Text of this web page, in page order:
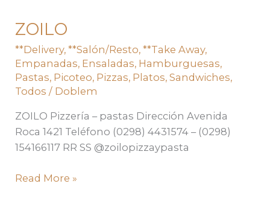
ZOILO
**Delivery,**Salón/Resto,**Take Away,
Empanadas, Ensaladas, Hamburguesas,
Pastas, Picoteo, Pizzas, Platos,Sandwiches,
Todos / Doblem
ZOILO Pizzería – pastas Dirección Avenida
Roca 1421 Teléfono (0298) 4431574 – (0298)
154166117 RR SS @zoilopizzaypasta
ZOILO
Read More »